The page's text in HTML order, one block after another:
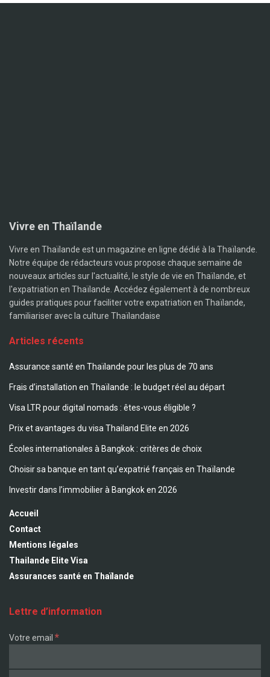
Vivre en Thaïlande
Vivre en Thaïlande est un magazine en ligne dédié à la Thaïlande.
Notre équipe de rédacteurs vous propose chaque semaine de
nouveaux articles sur l'actualité, le style de vie en Thaïlande, et
l'expatriation en Thaïlande. Accédez également à de nombreux
guides pratiques pour faciliter votre expatriation en Thaïlande,
familiariser avec la culture Thaïlandaise
Articles récents
Assurance santé en Thaïlande pour les plus de 70 ans
Frais d’installation en Thaïlande : le budget réel au départ
Visa LTR pour digital nomads : êtes-vous éligible ?
Prix et avantages du visa Thailand Elite en 2026
Écoles internationales à Bangkok : critères de choix
Choisir sa banque en tant qu’expatrié français en Thaïlande
Investir dans l’immobilier à Bangkok en 2026
Accueil
Contact
Mentions légales
Thailande Elite Visa
Assurances santé en Thaïlande
Lettre d’information
Votre email *